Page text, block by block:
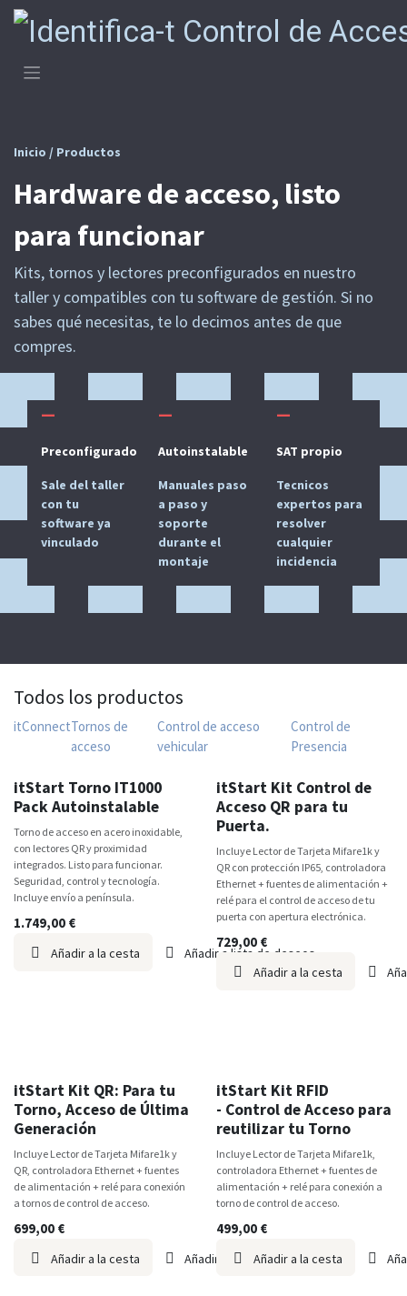
Ir al contenido
Inicio / Productos
Hardware de acceso, listo
para funcionar
Kits, tornos y lectores preconfigurados en nuestro
taller y compatibles con tu software de gestión. Si no
sabes qué necesitas, te lo decimos antes de que
compres.
—
Preconfigurado
Sale del taller
con tu
software ya
vinculado
—
Autoinstalable
Manuales paso
a paso y
soporte
durante el
montaje
—
SAT propio
Tecnicos
expertos para
resolver
cualquier
incidencia
Todos los productos
itConnectTornos de
acceso
Control de acceso
vehicular
Control de
Presencia
TOP VENTAS
itStart Torno IT1000
Pack Autoinstalable
Torno de acceso en acero inoxidable,
con lectores QR y proximidad
integrados. Listo para funcionar.
Seguridad, control y tecnología.
Incluye envío a península.
1.749,00 €
Añadir a la cesta Añadir a lista de deseos
TOP VENTAS
itStart Kit Control de
Acceso QR para tu
Puerta.
Incluye Lector de Tarjeta Mifare1k y
QR con protección IP65, controladora
Ethernet + fuentes de alimentación +
relé para el control de acceso de tu
puerta con apertura electrónica.
729,00€
Añadir a la cesta
TOP VENTAS
itStart Kit QR: Para tu
Torno, Acceso de Última
Generación
Incluye Lector de Tarjeta Mifare1k y
QR, controladora Ethernet + fuentes
de alimentación + relé para conexión
a tornos de control de acceso.
699,00 €
Añadir a la cesta Añadir a lista de deseos
itStart
itStart Kit RFID
- Control de Acceso para
reutilizar tu Torno
Incluye Lector de Tarjeta Mifare1k,
controladora Ethernet + fuentes de
alimentación + relé para conexión a
torno de control de acceso.
499,00€
Añadir a la cesta